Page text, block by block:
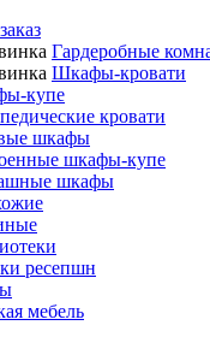
Гардеробные
Шкафы-кровати
купе
кровати
шкафы
шкафы-купе
шкафы
ресепшн
мебель